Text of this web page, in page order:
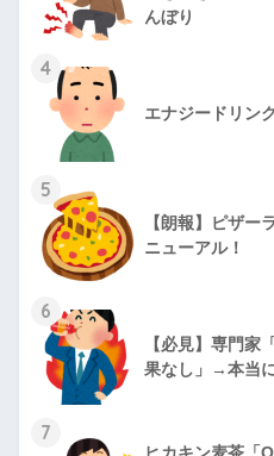
んぼり
4
エナジードリン
5
【朗報】ピザー
ニューアル！
6
【必見】専門家
果なし」→本当
7